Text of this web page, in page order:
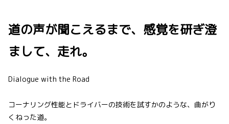
道の声が聞こえるまで、感覚を研ぎ澄
まして、走れ。
Dialogue with the Road
コーナリング性能とドライバーの技術を試すかのような、曲がり
くねった道。